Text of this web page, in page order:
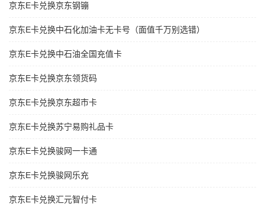
京东E卡兑换京东钢镚
京东E卡兑换中石化加油卡无卡号（面值千万别选错）
京东E卡兑换中石油全国充值卡
京东E卡兑换京东领货码
京东E卡兑换京东超市卡
京东E卡兑换苏宁易购礼品卡
京东E卡兑换骏网一卡通
京东E卡兑换骏网乐充
京东E卡兑换汇元智付卡